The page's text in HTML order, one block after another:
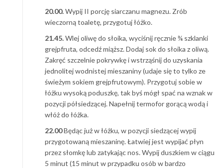
20.00.Wypij II porcję siarczanu magnezu. Zrób
wieczorną toaletę, przygotuj łóżko.
21.45.Wlej oliwę do słoika, wyciśnij ręcznie ¾ szklanki
grejpfruta, odcedź miąższ. Dodaj sok do słoika z oliwą.
Zakręć szczelnie pokrywkę i wstrząśnij do uzyskania
jednolitej wodnistej mieszaniny (udaje się to tylko ze
świeżym sokiem grejpfrutowym). Przygotuj sobie w
łóżku wysoką poduszkę, tak byś mógł spać na wznak w
pozycji półsiedzącej. Napełnij termofor gorącą wodą i
włóż do łóżka.
22.00Będąc już w łóżku, w pozycji siedzącej wypij
przygotowaną mieszaninę. Łatwiej jest wypijać płyn
przez słomkę lub zatykając nos. Wypij duszkiem w ciągu
5 minut (15 minut w przypadku osób w bardzo